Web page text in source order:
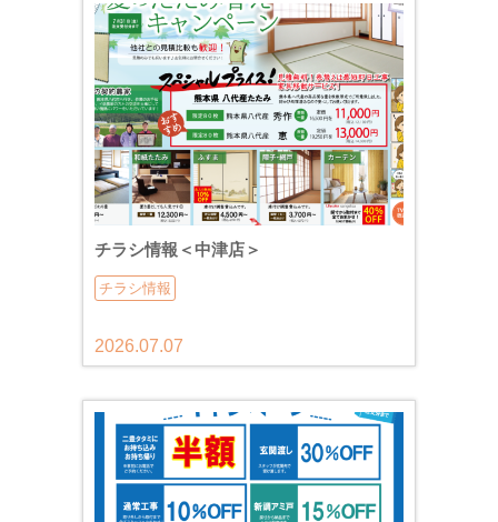
チラシ情報＜中津店＞
チラシ情報
2026.07.07